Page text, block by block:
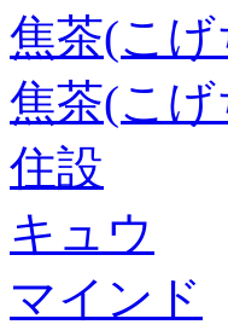
焦茶(こ
焦茶(こ
住設
キュウ
マインド